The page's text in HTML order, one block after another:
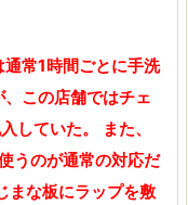
常1時間ごとに手洗
この店舗ではチェ
していた。 また、
うのが通常の対応だ
まな板にラップを敷